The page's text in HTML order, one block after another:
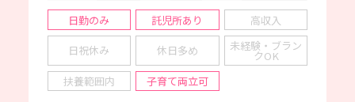
日勤のみ 託児所あり 高収入
日祝休み 休日多め 未経験・ブラン
クOK
扶養範囲内
子育て両立可